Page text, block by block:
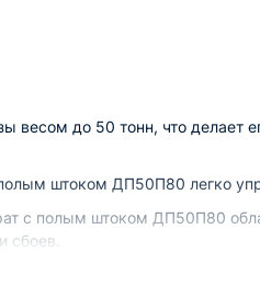
весом до 50 тонн, что делает
штоком ДП50П80 легко
с полым штоком ДП50П80
сбоев.
ДП50П80: